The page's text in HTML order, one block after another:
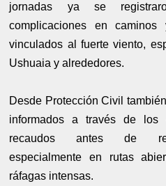
jornadas ya se
complicaciones en caminos
vinculados al fuerte viento,
Ushuaia y alrededores.
Desde Protección Civil
informados a través de los
recaudos antes de
especialmente en rutas
ráfagas intensas.